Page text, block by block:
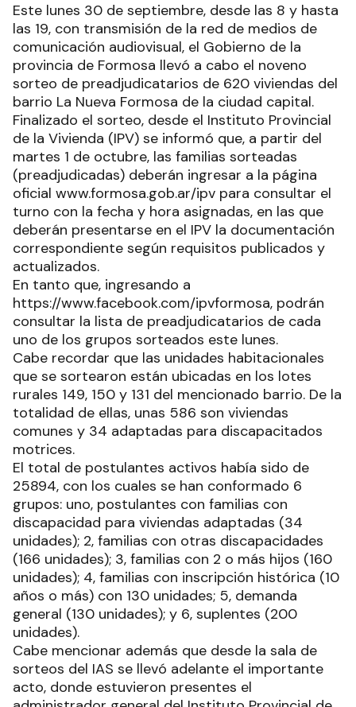
Este lunes 30 de septiembre, desde las 8 y hasta
las 19, con transmisión de la red de medios de
comunicación audiovisual, el Gobierno de la
provincia de Formosa llevó a cabo el noveno
sorteo de preadjudicatarios de 620 viviendas del
barrio La Nueva Formosa de la ciudad capital.
Finalizado el sorteo, desde el Instituto Provincial
de la Vivienda (IPV) se informó que, a partir del
martes 1 de octubre, las familias sorteadas
(preadjudicadas) deberán ingresar a la página
oficial www.formosa.gob.ar/ipv para consultar el
turno con la fecha y hora asignadas, en las que
deberán presentarse en el IPV la documentación
correspondiente según requisitos publicados y
actualizados.
En tanto que, ingresando a
https://www.facebook.com/ipvformosa, podrán
consultar la lista de preadjudicatarios de cada
uno de los grupos sorteados este lunes.
Cabe recordar que las unidades habitacionales
que se sortearon están ubicadas en los lotes
rurales 149, 150 y 131 del mencionado barrio. De la
totalidad de ellas, unas 586 son viviendas
comunes y 34 adaptadas para discapacitados
motrices.
El total de postulantes activos había sido de
25894, con los cuales se han conformado 6
grupos: uno, postulantes con familias con
discapacidad para viviendas adaptadas (34
unidades); 2, familias con otras discapacidades
(166 unidades); 3, familias con 2 o más hijos (160
unidades); 4, familias con inscripción histórica (10
años o más) con 130 unidades; 5, demanda
general (130 unidades); y 6, suplentes (200
unidades).
Cabe mencionar además que desde la sala de
sorteos del IAS se llevó adelante el importante
acto, donde estuvieron presentes el